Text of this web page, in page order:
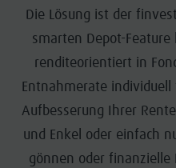
Die Lösung ist der
smarten Depot-
renditeorientiert in
Entnahmerate
Aufbesserung Ihrer
und Enkel oder einfach
gönnen oder finanzielle